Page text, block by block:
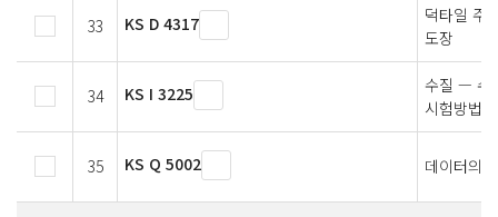
33 KS D 4317
덕타일 주
도장
34 KS I 3225
수질 — 수
시험방법
35 KS Q 5002 데이터의